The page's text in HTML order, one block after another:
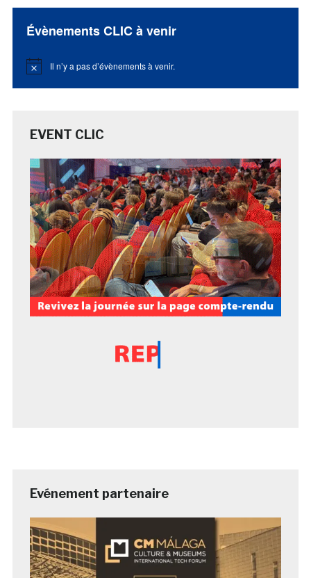
Évènements CLIC à venir
Notice Il n’y a pas d’évènements à venir.
EVENT CLIC
Evénement partenaire